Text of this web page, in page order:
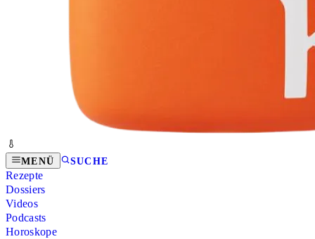
MENÜ SUCHE
Rezepte
Dossiers
Videos
Podcasts
Horoskope